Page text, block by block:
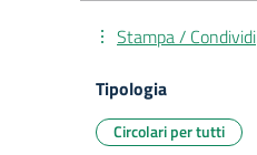
Stampa / Condividi
Tipologia
Circolari per tutti